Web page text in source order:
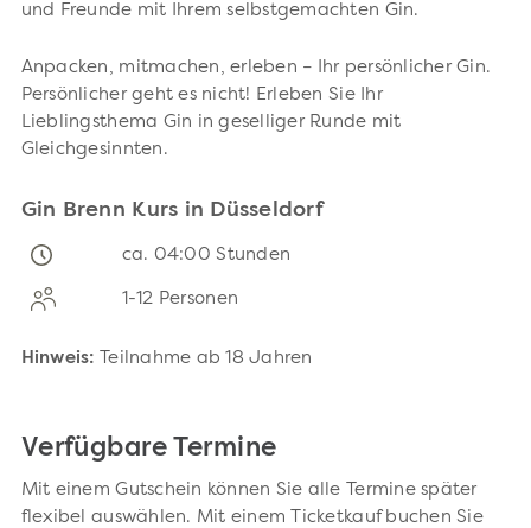
und Freunde mit Ihrem selbstgemachten Gin.
Anpacken, mitmachen, erleben – Ihr persönlicher Gin.
Persönlicher geht es nicht! Erleben Sie Ihr
Lieblingsthema Gin in geselliger Runde mit
Gleichgesinnten.
Gin Brenn Kurs in Düsseldorf
ca. 04:00 Stunden
1-12 Personen
Hinweis: Teilnahme ab 18 Jahren
Verfügbare Termine
Mit einem Gutschein können Sie alle Termine später
flexibel auswählen. Mit einem Ticketkauf buchen Sie